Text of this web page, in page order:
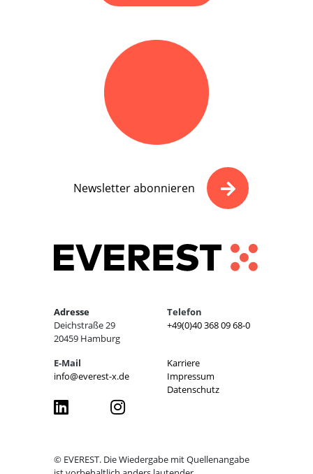
Newsletter abonnieren
Adresse
Deichstraße 29
20459 Hamburg
Telefon
+49(0)40 368 09 68-0
E-Mail
info@everest-x.de
Karriere
Impressum
Datenschutz
© EVEREST. Die Wiedergabe mit Quellenangabe